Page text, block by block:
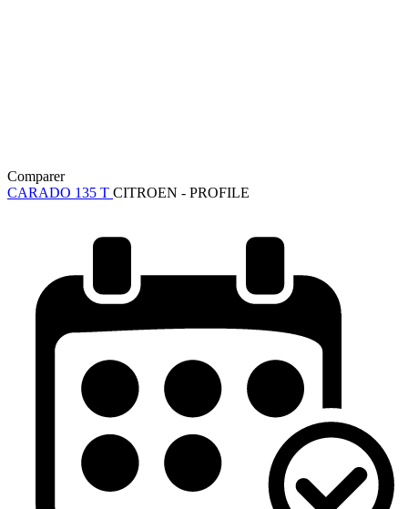
Comparer
CARADO 135 T CITROEN - PROFILE